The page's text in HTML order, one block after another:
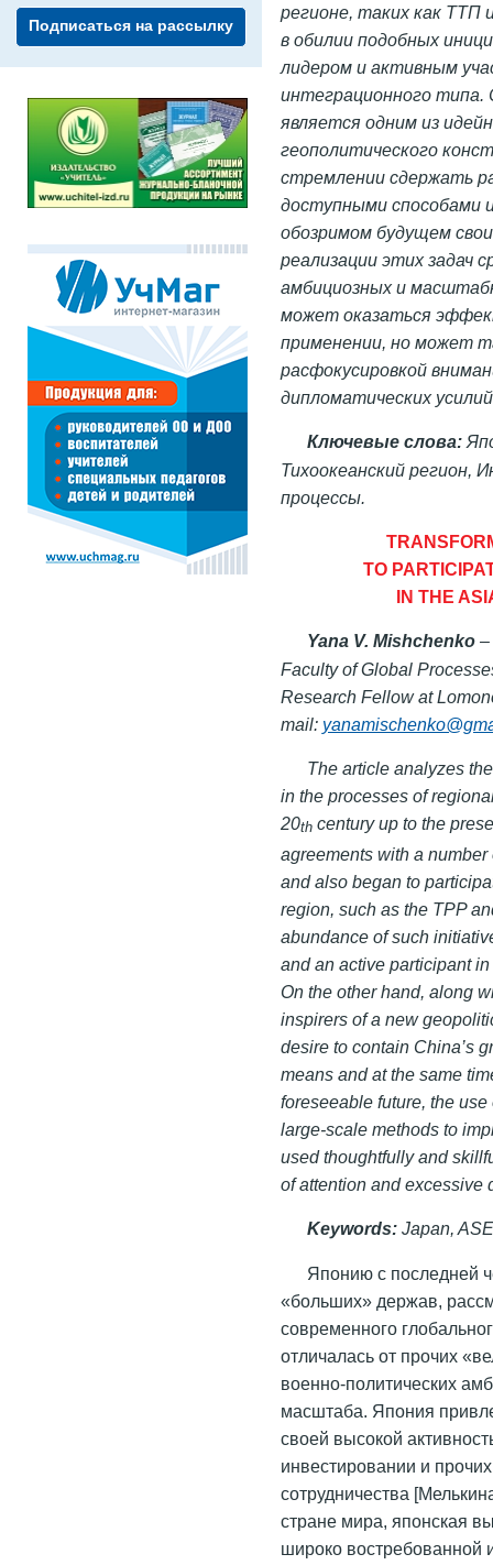
регионе, таких как
в обилии подобных
лидером и активным
интеграционного
является одним из
геополитического
стремлении сдержать
доступными способами
обозримом будущем
реализации этих задач
амбициозных и
может оказаться
применении, но может
расфокусировкой
дипломатических
Ключевые слова:
Тихоокеанский регион,
процессы.
TO
IN THE
Yana V. Mishchenko
Faculty of Global
Research Fellow at
mail:
The article analyzes
in the processes of
20th century up to the
agreements with a
and also began to
region, such as the TPP
abundance of such
and an active participant
On the other hand, along
inspirers of a new
desire to contain China’s
means and at the same
foreseeable future, the
large-scale methods to
used thoughtfully and
of attention and excessive
Keywords:Japan,
Японию с последней
«больших» держав,
современного
отличалась от прочих
военно-политических
масштаба. Япония
своей высокой
инвестировании и
сотрудничества
стране мира, японская
широко востребованной
Подписаться на рассылку